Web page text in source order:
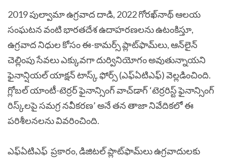
2019 పుల్వామా ఉగ్రవాద దాడి, 2022 గోరఖ్‌నాథ్ ఆలయ
సంఘటన వంటి భారతదేశ ఉదాహరణలను ఉటంకిస్తూ,
ఉగ్రవాద నిధుల కోసం ఈ-కామర్స్ ప్లాట్‌ఫామ్‌లు, ఆన్‌లైన్
చెల్లింపు సేవలు ఎక్కువగా దుర్వినియోగం అవుతున్నాయని
ఫైనాన్షియల్ యాక్షన్ టాస్క్ ఫోర్స్ (ఎఫ్ఏటిఎఫ్) వెల్లడించింది.
గ్లోబల్ యాంటీ-టెర్రర్ ఫైనాన్సింగ్ వాచ్‌డాగ్ ‘టెర్రరిస్ట్ ఫైనాన్సింగ్
రిస్క్‌లపై సమగ్ర నవీకరణ’ అనే తన తాజా నివేదికలో ఈ
పరిశీలనలను వివరించింది.
ఎఫ్ఏటిఎఫ్ ప్రకారం, డిజిటల్ ప్లాట్‌ఫామ్‌లు ఉగ్రవాదులకు